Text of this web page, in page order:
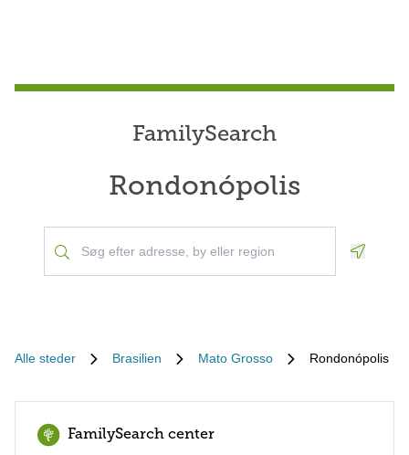
FamilySearch
Rondonópolis
Alle steder Brasilien Mato Grosso Rondonópolis
FamilySearch center